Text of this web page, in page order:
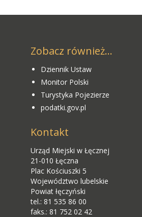
Zobacz również...
Dziennik Ustaw
Monitor Polski
Turystyka Pojezierze
podatki.gov.pl
Kontakt
Urząd Miejski w Łęcznej
21-010 Łęczna
Plac Kościuszki 5
Województwo lubelskie
Powiat łęczyński
tel.: 81 535 86 00
faks.: 81 752 02 42